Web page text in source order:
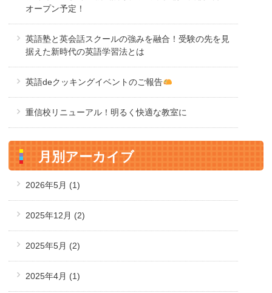
オープン予定！
英語塾と英会話スクールの強みを融合！受験の先を見
据えた新時代の英語学習法とは
英語deクッキングイベントのご報告
重信校リニューアル！明るく快適な教室に
月別アーカイブ
2026年5月 (1)
2025年12月 (2)
2025年5月 (2)
2025年4月 (1)